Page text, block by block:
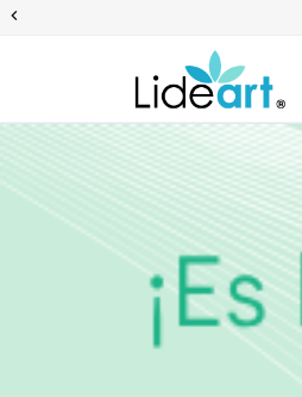
Anterior